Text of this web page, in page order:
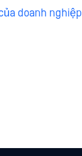
doanh nghiệp